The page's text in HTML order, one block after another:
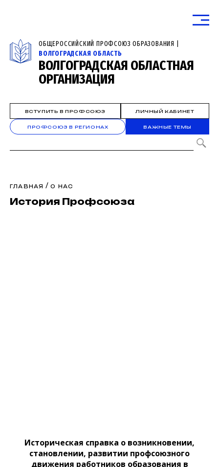
ОБЩЕРОССИЙСКИЙ ПРОФСОЮЗ ОБРАЗОВАНИЯ |
ВОЛГОГРАДСКАЯ ОБЛАСТЬ
ВОЛГОГРАДСКАЯ ОБЛАСТНАЯ
ОРГАНИЗАЦИЯ
ВСТУПИТЬ В ПРОФСОЮЗ ЛИЧНЫЙ КАБИНЕТ
ПРОФСОЮЗ В РЕГИОНАХ ВАЖНЫЕ ТЕМЫ
ГЛАВНАЯ /О НАС
История Профсоюза
Историческая справка о возникновении,
становлении, развитии профсоюзного
движения работников образования в